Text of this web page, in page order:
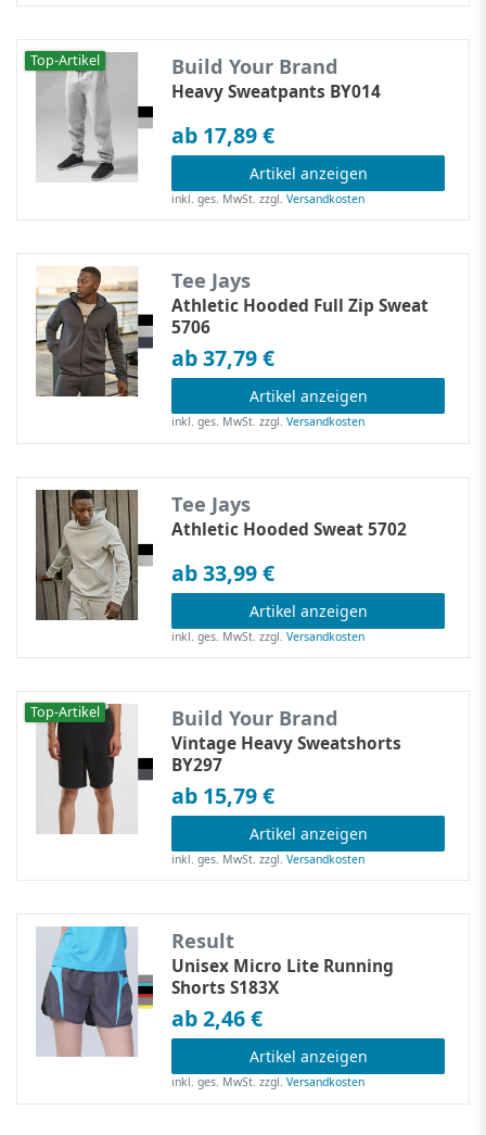
Top-Artikel Build Your Brand
Heavy Sweatpants BY014
ab 17,89 €
Artikel anzeigen
inkl. ges. MwSt. zzgl.Versandkosten
Tee Jays
Athletic Hooded Full Zip Sweat
5706
ab 37,79 €
Artikel anzeigen
inkl. ges. MwSt. zzgl.Versandkosten
Tee Jays
Athletic Hooded Sweat 5702
ab 33,99 €
Artikel anzeigen
inkl. ges. MwSt. zzgl.Versandkosten
Top-Artikel Build Your Brand
Vintage Heavy Sweatshorts
BY297
ab 15,79 €
Artikel anzeigen
inkl. ges. MwSt. zzgl.Versandkosten
Result
Unisex Micro Lite Running
Shorts S183X
ab 2,46 €
Artikel anzeigen
inkl. ges. MwSt. zzgl.Versandkosten